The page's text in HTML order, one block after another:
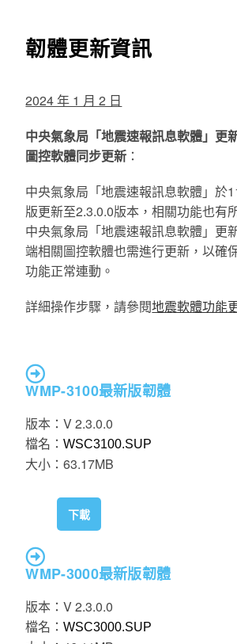
韌體更新資訊
2024 年 1 月 2 日
中央氣象局「地震速報訊息軟體」更
圖控軟體同步更新 ：
中央氣象局「地震速報訊息軟體」於
版更新至2.3.0.0版本，相關功能也有
中央氣象局「地震速報訊息軟體」更
端相關圖控軟體也需進行更新，以確
功能正常連動。
詳細操作步驟，請參閱地震軟體功能
WMP-3100最新版韌體
版本：V 2.3.0.0
檔名：WSC3100.SUP
大小：63.17MB
下載
WMP-3000最新版韌體
版本：V 2.3.0.0
檔名：WSC3000.SUP